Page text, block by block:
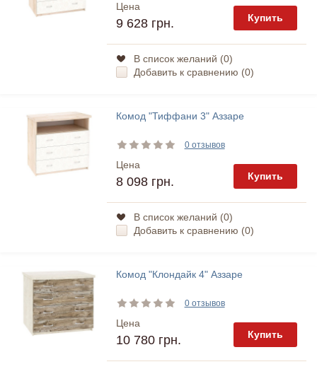
Цена
9 628 грн. Купить
В список желаний (0)
Добавить к сравнению (0)
Комод "Тиффани 3" Аззаре
0 отзывов
Цена
8 098 грн. Купить
В список желаний (0)
Добавить к сравнению (0)
Комод "Клондайк 4" Аззаре
0 отзывов
Цена
10 780 грн. Купить